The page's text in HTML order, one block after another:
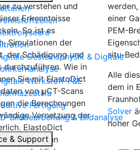
Gesteinsphysik & Digitale
Werkstoff-F&E
Fertigung
Bildbearbeitung & Bildanalyse
& Support
zu verstehen und
Erkenntnisse
So ist es
Simulationen der
der Schädigung und
durchzuführen. Wie in
Sie mitElastoDict
von µCT-Scans
die Berechnungen
Vernetzung der
ElastoDict
einer
PEM-
situ-
Alle
dem in
Solver
hoher